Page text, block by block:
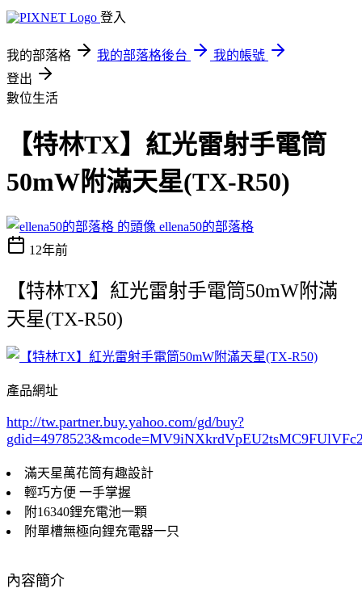
登入
我的部落格 我的部落格後台
我的帳號
登出
數位生活
【特林TX】紅光雷射手電筒
50mW附滿天星(TX-R50)
ellena50的部落格
12年前
【特林TX】紅光雷射手電筒50mW附滿
天星(TX-R50)
產品網址
http://tw.partner.buy.yahoo.com/gd/buy?
gdid=4978523
滿天星萬花筒有趣設計
輕巧方便 一手掌握
附16340鋰充電池一顆
附單槽無極向鋰充電器一只
內容簡介